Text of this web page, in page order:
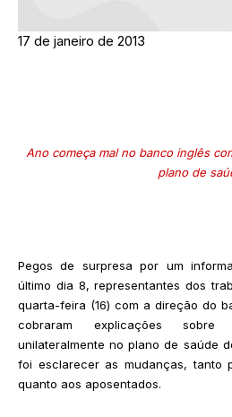
17 de janeiro de 2013
Ano começa mal no banco inglês
plano de
Pegos de surpresa por um
último dia 8, representantes dos
quarta-feira (16) com a direção do
cobraram explicações
unilateralmente no plano de saúde
foi esclarecer as mudanças, tanto
quanto aos aposentados.